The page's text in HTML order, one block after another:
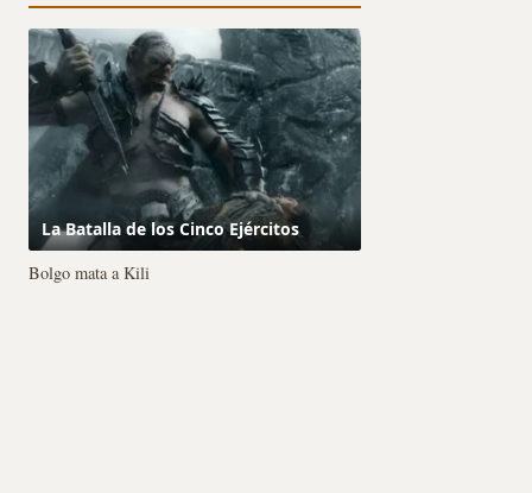
La Batalla de los Cinco Ejércitos
Bolgo mata a Kili